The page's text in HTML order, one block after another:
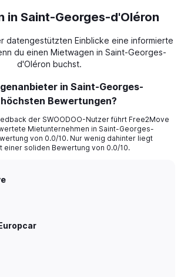
in Saint-Georges-d'Oléron
datengestützten Einblicke eine informierte
du einen Mietwagen in Saint-Georges-
d'Oléron buchst.
in Saint-Georges-
Bewertungen?
der SWOODOO-Nutzer führt Free2Move
Mietunternehmen in Saint-Georges-
von 0.0/10. Nur wenig dahinter liegt
einer soliden Bewertung von 0.0/10.